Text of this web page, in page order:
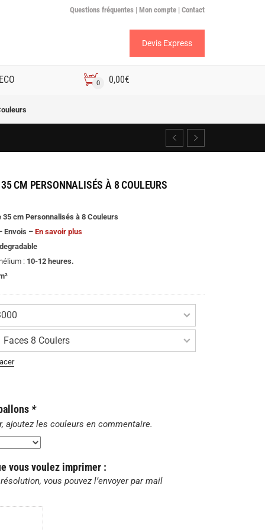
Questions fréquentes | Mon compte | Contact
Devis Express
0 0,00€
CM PERSONNALISÉS À 8 COULEURS
35 cm Personnalisés à 8 Couleurs
Envois –En savoir plus
: 10-12 heures.
*
ajoutez les couleurs en commentaire.
vous voulez imprimer :
vous pouvez l’envoyer par mail